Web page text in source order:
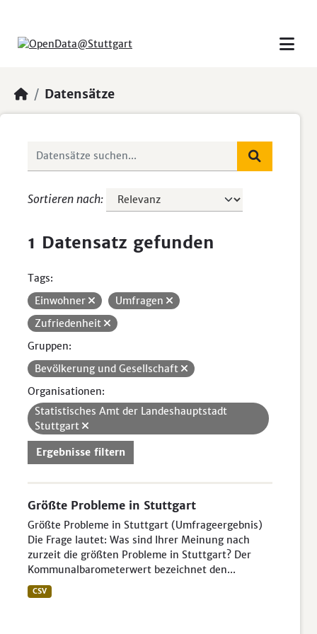
Datensätze
Sortieren nach
1 Datensatz gefunden
Tags:
Einwohner
Umfragen
Zufriedenheit
Gruppen:
Bevölkerung und Gesellschaft
Organisationen:
Statistisches Amt der Landeshauptstadt
Stuttgart
Ergebnisse filtern
Größte Probleme in Stuttgart
Größte Probleme in Stuttgart (Umfrageergebnis)
Die Frage lautet: Was sind Ihrer Meinung nach
zurzeit die größten Probleme in Stuttgart? Der
Kommunalbarometerwert bezeichnet den...
CSV